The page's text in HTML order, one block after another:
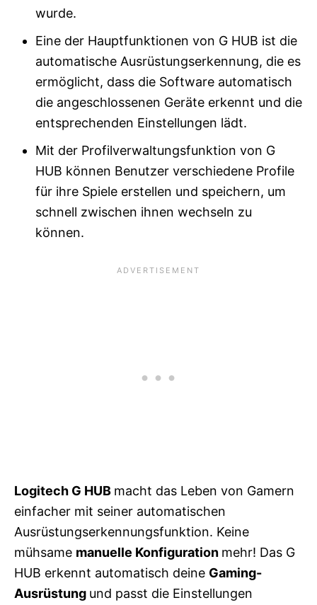
wurde.
Eine der Hauptfunktionen von G HUB ist die
automatische Ausrüstungserkennung, die es
ermöglicht, dass die Software automatisch
die angeschlossenen Geräte erkennt und die
entsprechenden Einstellungen lädt.
Mit der Profilverwaltungsfunktion von G
HUB können Benutzer verschiedene Profile
für ihre Spiele erstellen und speichern, um
schnell zwischen ihnen wechseln zu
können.
Logitech G HUB macht das Leben von Gamern
einfacher mit seiner automatischen
Ausrüstungserkennungsfunktion. Keine
mühsame manuelle Konfiguration mehr! Das G
HUB erkennt automatisch deine Gaming-
Ausrüstung und passt die Einstellungen